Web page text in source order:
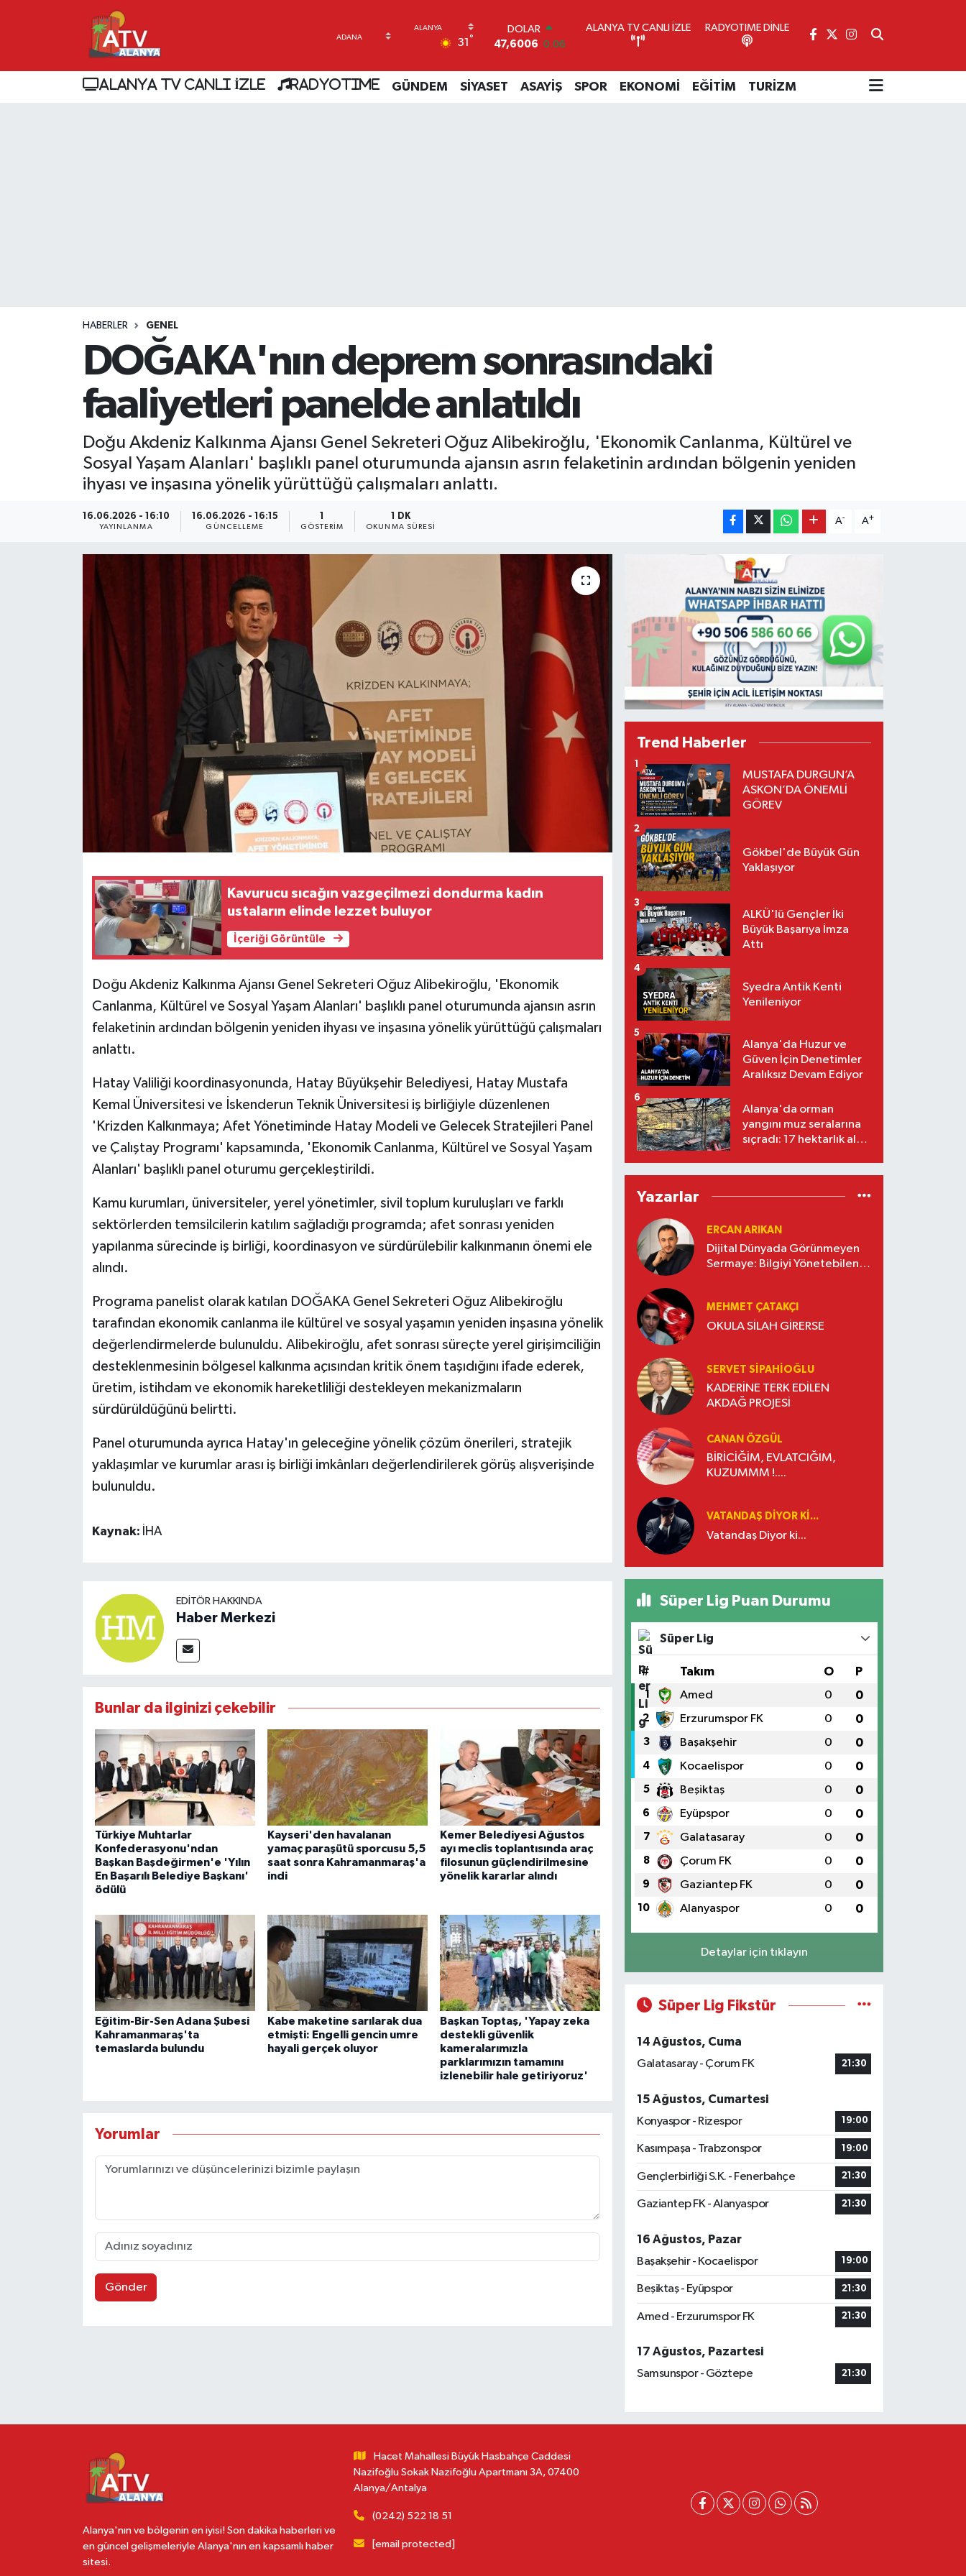
31 °
DOLAR
47,6006 0.06
55,0250 0.02
STERLİN
ALANYA TV CANLI İZLE RADYOTIME DİNLE
ALANYA TV CANLI İZLE RADYOTIME GÜNDEM SİYASET ASAYİŞ SPOR EKONOMİ EĞİTİM TURİZM
HABERLER GENEL
DOĞAKA'nın deprem sonrasındaki
faaliyetleri panelde anlatıldı
Doğu Akdeniz Kalkınma Ajansı Genel Sekreteri Oğuz Alibekiroğlu, 'Ekonomik Canlanma, Kültürel ve
Sosyal Yaşam Alanları' başlıklı panel oturumunda ajansın asrın felaketinin ardından bölgenin yeniden
ihyası ve inşasına yönelik yürüttüğü çalışmaları anlattı.
16.06.2026 - 16:10
YAYINLANMA
16.06.2026 - 16:15
GÜNCELLEME
1
GÖSTERIM
1 DK
OKUNMA SÜRESI
A- A+
Kavurucu sıcağın vazgeçilmezi dondurma kadın
ustaların elinde lezzet buluyor
İçeriği Görüntüle
Doğu Akdeniz Kalkınma Ajansı Genel Sekreteri Oğuz Alibekiroğlu, 'Ekonomik
Canlanma, Kültürel ve Sosyal Yaşam Alanları' başlıklı panel oturumunda ajansın asrın
felaketinin ardından bölgenin yeniden ihyası ve inşasına yönelik yürüttüğü çalışmaları
anlattı.
Hatay Valiliği koordinasyonunda, Hatay Büyükşehir Belediyesi, Hatay Mustafa
Kemal Üniversitesi ve İskenderun Teknik Üniversitesi iş birliğiyle düzenlenen
'Krizden Kalkınmaya; Afet Yönetiminde Hatay Modeli ve Gelecek Stratejileri Panel
ve Çalıştay Programı' kapsamında, 'Ekonomik Canlanma, Kültürel ve Sosyal Yaşam
Alanları' başlıklı panel oturumu gerçekleştirildi.
Kamu kurumları, üniversiteler, yerel yönetimler, sivil toplum kuruluşları ve farklı
sektörlerden temsilcilerin katılım sağladığı programda; afet sonrası yeniden
yapılanma sürecinde iş birliği, koordinasyon ve sürdürülebilir kalkınmanın önemi ele
alındı.
Programa panelist olarak katılan DOĞAKA Genel Sekreteri Oğuz Alibekiroğlu
tarafından ekonomik canlanma ile kültürel ve sosyal yaşamın yeniden inşasına yönelik
değerlendirmelerde bulunuldu. Alibekiroğlu, afet sonrası süreçte yerel girişimciliğin
desteklenmesinin bölgesel kalkınma açısından kritik önem taşıdığını ifade ederek,
üretim, istihdam ve ekonomik hareketliliği destekleyen mekanizmaların
sürdürüldüğünü belirtti.
Panel oturumunda ayrıca Hatay'ın geleceğine yönelik çözüm önerileri, stratejik
yaklaşımlar ve kurumlar arası iş birliği imkânları değerlendirilerek görüş alışverişinde
bulunuldu.
Kaynak: İHA
EDITÖR HAKKINDA
Haber Merkezi
Bunlar da ilginizi çekebilir
Türkiye Muhtarlar
Konfederasyonu'ndan
Başkan Başdeğirmen'e 'Yılın
En Başarılı Belediye Başkanı'
ödülü
Kayseri'den havalanan
yamaç paraşütü sporcusu 5,5
saat sonra Kahramanmaraş'a
indi
Kemer Belediyesi Ağustos
ayı meclis toplantısında araç
filosunun güçlendirilmesine
yönelik kararlar alındı
Eğitim-Bir-Sen Adana Şubesi
Kahramanmaraş'ta
temaslarda bulundu
Kabe maketine sarılarak dua
etmişti: Engelli gencin umre
hayali gerçek oluyor
Başkan Toptaş, 'Yapay zeka
destekli güvenlik
kameralarımızla
parklarımızın tamamını
izlenebilir hale getiriyoruz'
Yorumlar
Gönder
Trend Haberler
MUSTAFA DURGUN’A
ASKON’DA ÖNEMLİ
GÖREV
1
Gökbel'de Büyük Gün
Yaklaşıyor
2
ALKÜ'lü Gençler İki
Büyük Başarıya İmza
Attı
3
Syedra Antik Kenti
Yenileniyor
4
Alanya'da Huzur ve
Güven İçin Denetimler
Aralıksız Devam Ediyor
5
Alanya'da orman
yangını muz seralarına
sıçradı: 17 hektarlık alan
6
Yazarlar
ERCAN ARIKAN
Dijital Dünyada Görünmeyen
Sermaye: Bilgiyi Yönetebilen
MEHMET ÇATAKÇI
OKULA SİLAH GİRERSE
SERVET SİPAHİOĞLU
KADERİNE TERK EDİLEN
AKDAĞ PROJESİ
CANAN ÖZGÜL
BİRİCİĞİM, EVLATCIĞIM,
KUZUMMM !....
VATANDAŞ DIYOR KI...
Vatandaş Diyor ki...
Süper Lig Puan Durumu
Süper Lig
# Takım O P
1 Amed 0 0
2 Erzurumspor FK 0 0
3 Başakşehir 0 0
4 Kocaelispor 0 0
5 Beşiktaş 0 0
6 Eyüpspor 0 0
7 Galatasaray 0 0
8 Çorum FK 0 0
9 Gaziantep FK 0 0
10 Alanyaspor 0 0
Detaylar için tıklayın
Süper Lig Fikstür
14 Ağustos, Cuma
Galatasaray - Çorum FK
21:30
15 Ağustos, Cumartesi
Konyaspor - Rizespor
19:00
Kasımpaşa - Trabzonspor 19:00
Gençlerbirliği S.K. - Fenerbahçe 21:30
Gaziantep FK - Alanyaspor 21:30
16 Ağustos, Pazar
Başakşehir - Kocaelispor
19:00
Beşiktaş - Eyüpspor 21:30
Amed - Erzurumspor FK 21:30
17 Ağustos, Pazartesi
Samsunspor - Göztepe
21:30
Alanya'nın ve bölgenin en iyisi! Son dakika haberleri ve
en güncel gelişmeleriyle Alanya'nın en kapsamlı haber
sitesi.
Hacet Mahallesi Büyük Hasbahçe Caddesi
Nazifoğlu Sokak Nazifoğlu Apartmanı 3A, 07400
Alanya/Antalya
(0242) 522 18 51
[email protected]